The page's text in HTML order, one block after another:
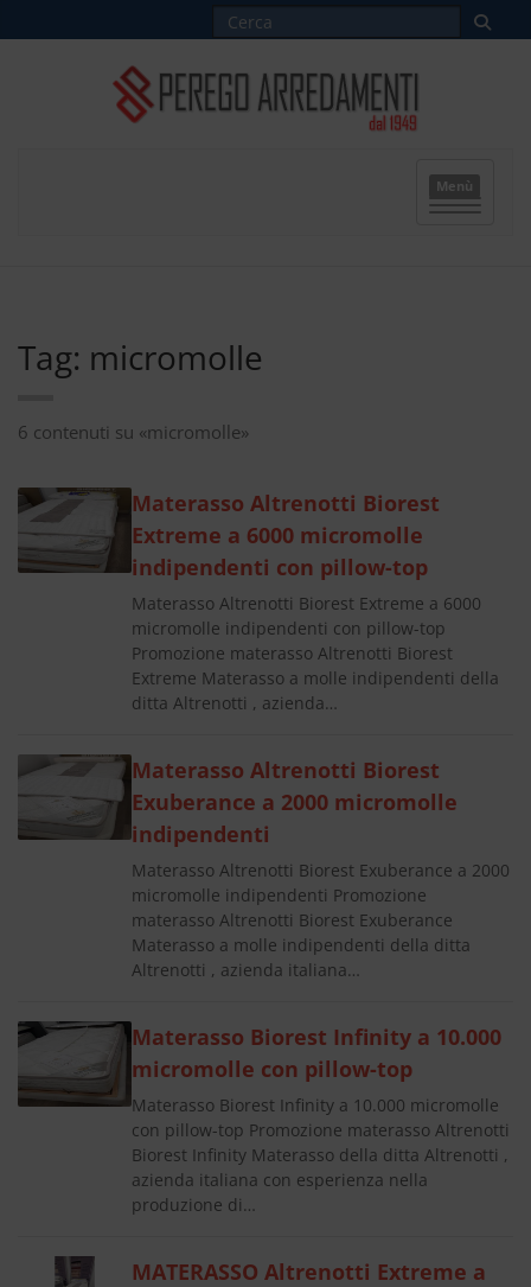
Menù
Tag: micromolle
6 contenuti su «micromolle»
Materasso Altrenotti Biorest
Extreme a 6000 micromolle
indipendenti con pillow-top
Materasso Altrenotti Biorest Extreme a 6000
micromolle indipendenti con pillow-top
Promozione materasso Altrenotti Biorest
Extreme Materasso a molle indipendenti della
ditta Altrenotti , azienda…
Materasso Altrenotti Biorest
Exuberance a 2000 micromolle
indipendenti
Materasso Altrenotti Biorest Exuberance a 2000
micromolle indipendenti Promozione
materasso Altrenotti Biorest Exuberance
Materasso a molle indipendenti della ditta
Altrenotti , azienda italiana…
Materasso Biorest Infinity a 10.000
micromolle con pillow-top
Materasso Biorest Infinity a 10.000 micromolle
con pillow-top Promozione materasso Altrenotti
Biorest Infinity Materasso della ditta Altrenotti ,
azienda italiana con esperienza nella
produzione di…
MATERASSO Altrenotti Extreme a